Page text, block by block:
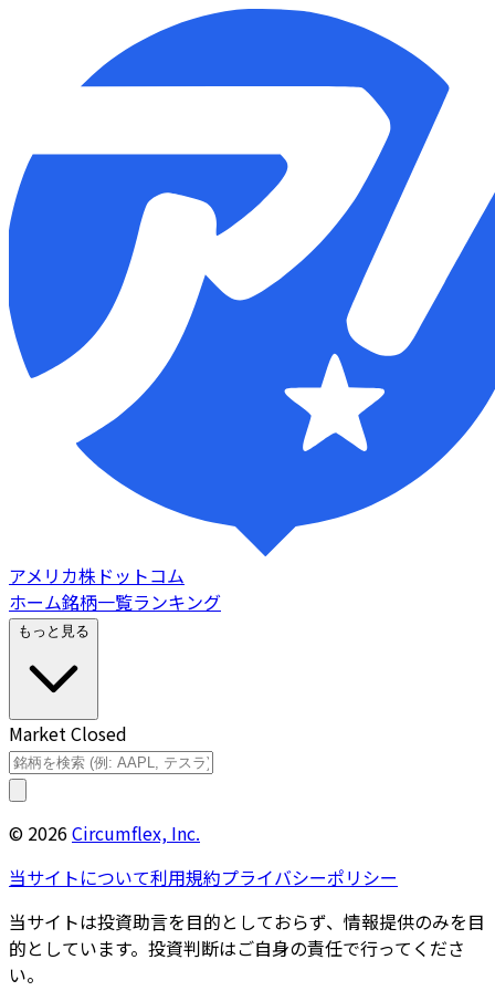
アメリカ株ドットコム
ホーム銘柄一覧ランキング
もっと見る
Market Closed
© 2026Circumflex, Inc.
当サイトについて利用規約プライバシーポリシー
当サイトは投資助言を目的としておらず、情報提供のみを目
的としています。投資判断はご自身の責任で行ってくださ
い。